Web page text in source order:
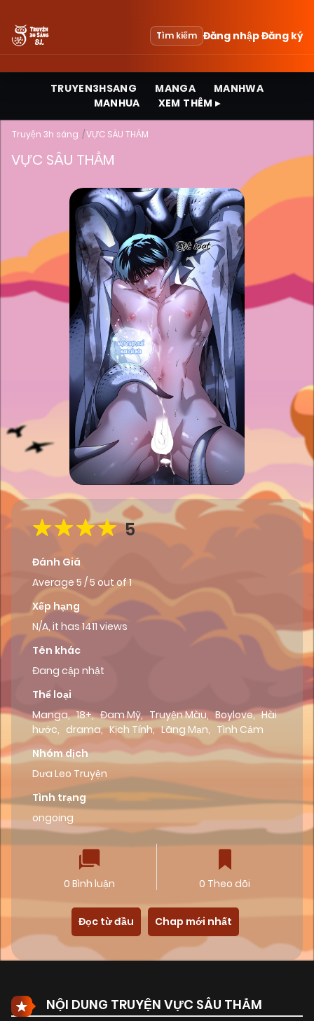
Tìm kiếm Đăng nhậpĐăng ký
TRUYEN3HSANG MANGA
MANHWA
MANHUA
XEM THÊM ▸
Truyện 3h sáng VỰC SÂU THẲM
VỰC SÂU THẲM
5
Đánh Giá
Average 5 /5 out of1
Xếp hạng
N/A, it has 1411 views
Tên khác
Đang cập nhật
Thể loại
Manga, 18+, Đam Mỹ, Truyện Màu, Boylove, Hài
hước, drama, Kịch Tính, Lãng Mạn, Tình Cảm
Nhóm dịch
Dưa Leo Truyện
Tình trạng
ongoing
0 Bình luận 0 Theo dõi
Đọc từ đầu Chap mới nhất
NỘI DUNG TRUYỆN VỰC SÂU THẲM